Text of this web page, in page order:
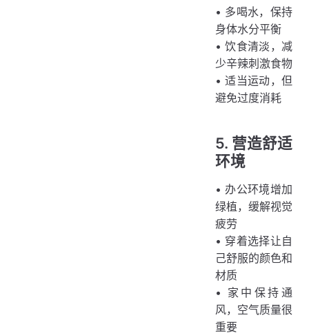
• 多喝水，保持
身体水分平衡
• 饮食清淡，减
少辛辣刺激食物
• 适当运动，但
避免过度消耗
5. 营造舒适
环境
• 办公环境增加
绿植，缓解视觉
疲劳
• 穿着选择让自
己舒服的颜色和
材质
• 家中保持通
风，空气质量很
重要